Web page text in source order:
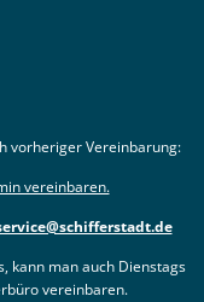
vorheriger Vereinbarung:
vereinbaren.
kann man auch Dienstags
vereinbaren.